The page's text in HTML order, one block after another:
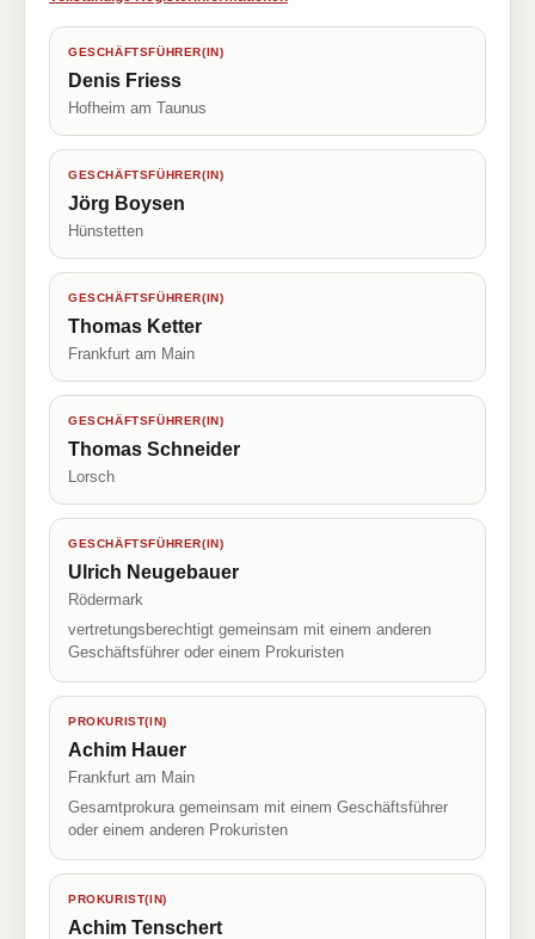
GESCHÄFTSFÜHRER(IN)
Denis Friess
Hofheim am Taunus
GESCHÄFTSFÜHRER(IN)
Jörg Boysen
Hünstetten
GESCHÄFTSFÜHRER(IN)
Thomas Ketter
Frankfurt am Main
GESCHÄFTSFÜHRER(IN)
Thomas Schneider
Lorsch
GESCHÄFTSFÜHRER(IN)
Ulrich Neugebauer
Rödermark
vertretungsberechtigt gemeinsam mit einem anderen
Geschäftsführer oder einem Prokuristen
PROKURIST(IN)
Achim Hauer
Frankfurt am Main
Gesamtprokura gemeinsam mit einem Geschäftsführer
oder einem anderen Prokuristen
PROKURIST(IN)
Achim Tenschert